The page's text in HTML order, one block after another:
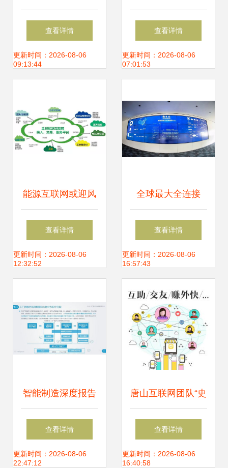
信业经济运行情况
互联网接入业务稳
查看详情
更新时间：2026-08-06
09:13:44
统解决方案 安全高
效的信息系统集成
查看详情
更新时间：2026-08-06
07:01:53
能源互联网或迎风
口 信息系统集成服
务龙头股值得重点
查看详情
更新时间：2026-08-06
12:32:52
全球最大全连接
5G+ 西服智能工厂
落户雅戈尔 助推互
查看详情
更新时间：2026-08-06
16:57:43
智能制造深度报告
发布:工业机器人、
视觉与工业互联网
查看详情
更新时间：2026-08-06
22:47:12
唐山互联网团队“史
上最low”发布会 一
场真诚与技术微光
查看详情
更新时间：2026-08-06
16:40:58